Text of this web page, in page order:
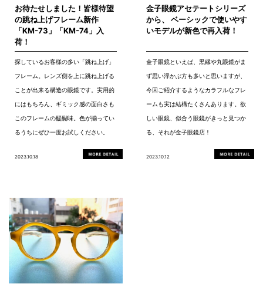
お待たせしました！皆様待望
の跳ね上げフレーム新作
「KM-73」「KM-74」入
荷！
探しているお客様の多い「跳ね上げ」
フレーム。レンズ側を上に跳ね上げる
ことが出来る構造の眼鏡です。実用的
にはもちろん、ギミック感の面白さも
このフレームの醍醐味。色が揃ってい
るうちにぜひ一度お試しください。
2023.10.18
金子眼鏡アセテートシリーズ
から、 ベーシックで使いやす
いモデルが新色で再入荷！
金子眼鏡といえば、黒縁や丸眼鏡がま
ず思い浮かぶ方も多いと思いますが、
今回ご紹介するようなカラフルなフレ
ームも実は結構たくさんあります。欲
しい眼鏡、似合う眼鏡がきっと見つか
る、それが金子眼鏡店！
2023.10.12